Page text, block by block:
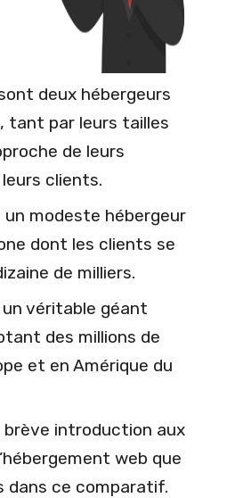
deux hébergeurs
tant par leurs tailles
de leurs
clients.
modeste hébergeur
dont les clients se
de milliers.
véritable géant
des millions de
et en Amérique du
brève introduction aux
web que
dans ce comparatif.